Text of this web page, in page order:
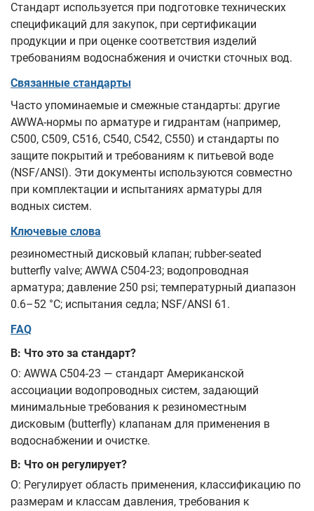
Стандарт используется при подготовке технических
спецификаций для закупок, при сертификации
продукции и при оценке соответствия изделий
требованиям водоснабжения и очистки сточных вод.
Связанные стандарты
Часто упоминаемые и смежные стандарты: другие
AWWA‑нормы по арматуре и гидрантам (например,
C500, C509, C516, C540, C542, C550) и стандарты по
защите покрытий и требованиям к питьевой воде
(NSF/ANSI). Эти документы используются совместно
при комплектации и испытаниях арматуры для
водных систем.
Ключевые слова
резиноместный дисковый клапан; rubber‑seated
butterfly valve; AWWA C504‑23; водопроводная
арматура; давление 250 psi; температурный диапазон
0.6–52 °C; испытания седла; NSF/ANSI 61.
FAQ
В: Что это за стандарт?
О: AWWA C504‑23 — стандарт Американской
ассоциации водопроводных систем, задающий
минимальные требования к резиноместным
дисковым (butterfly) клапанам для применения в
водоснабжении и очистке.
В: Что он регулирует?
О: Регулирует область применения, классификацию по
размерам и классам давления, требования к